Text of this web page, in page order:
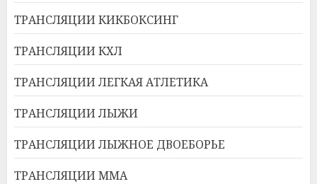
ТРАНСЛЯЦИИ КИКБОКСИНГ
ТРАНСЛЯЦИИ КХЛ
ТРАНСЛЯЦИИ ЛЕГКАЯ АТЛЕТИКА
ТРАНСЛЯЦИИ ЛЫЖИ
ТРАНСЛЯЦИИ ЛЫЖНОЕ ДВОЕБОРЬЕ
ТРАНСЛЯЦИИ ММА